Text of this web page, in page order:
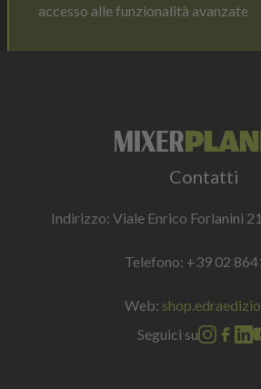
accesso alle funzionalità avanzate
Contatti
Indirizzo: Viale Enrico Forlanini
Telefono: +39 02
Web:
Seguici su